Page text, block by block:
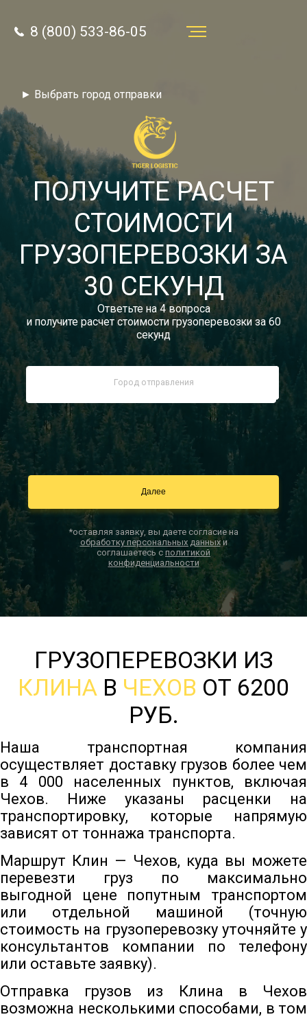
8 (800) 533-86-05
Звонок по России бесплатный
autotransport24@yandex.ru
Заказать звонок
Тарифы
Отзывы
Статьи
Новости
Документы
Контакты
► Выбрать город отправки
8 (800) 533-86-05
ПОЛУЧИТЕ РАСЧЕТ
СТОИМОСТИ
ГРУЗОПЕРЕВОЗКИ ЗА
30 СЕКУНД
Ответьте на 4 вопроса
и получите расчет стоимости грузоперевозки за 60
секунд
*оставляя заявку, вы даете согласие на
обработку персональных данныхи
соглашаетесь с политикой
конфиденциальности
ГРУЗОПЕРЕВОЗКИ ИЗ
КЛИНА В ЧЕХОВ ОТ 6200
РУБ.
Наша транспортная компания
осуществляет доставку грузов более чем
в 4 000 населенных пунктов, включая
Чехов. Ниже указаны расценки на
транспортировку, которые напрямую
зависят от тоннажа транспорта.
Маршрут Клин — Чехов, куда вы можете
перевезти груз по максимально
выгодной цене попутным транспортом
или отдельной машиной (точную
стоимость на грузоперевозку уточняйте у
консультантов компании по телефону
или оставьте заявку).
Отправка грузов из Клина в Чехов
возможна несколькими способами, в том